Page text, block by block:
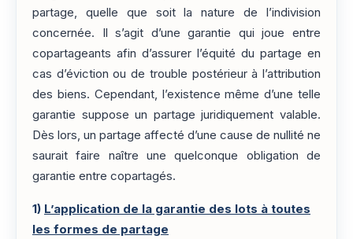
partage, quelle que soit la nature de l’indivision
concernée. Il s’agit d’une garantie qui joue entre
copartageants afin d’assurer l’équité du partage en
cas d’éviction ou de trouble postérieur à l’attribution
des biens. Cependant, l’existence même d’une telle
garantie suppose un partage juridiquement valable.
Dès lors, un partage affecté d’une cause de nullité ne
saurait faire naître une quelconque obligation de
garantie entre copartagés.
1) L’application de la garantie des lots à toutes
les formes de partage